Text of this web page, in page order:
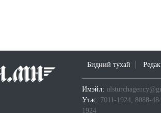
Бидний тухай
Имэйл:
Утас: 7011-1924, 8088-
1924